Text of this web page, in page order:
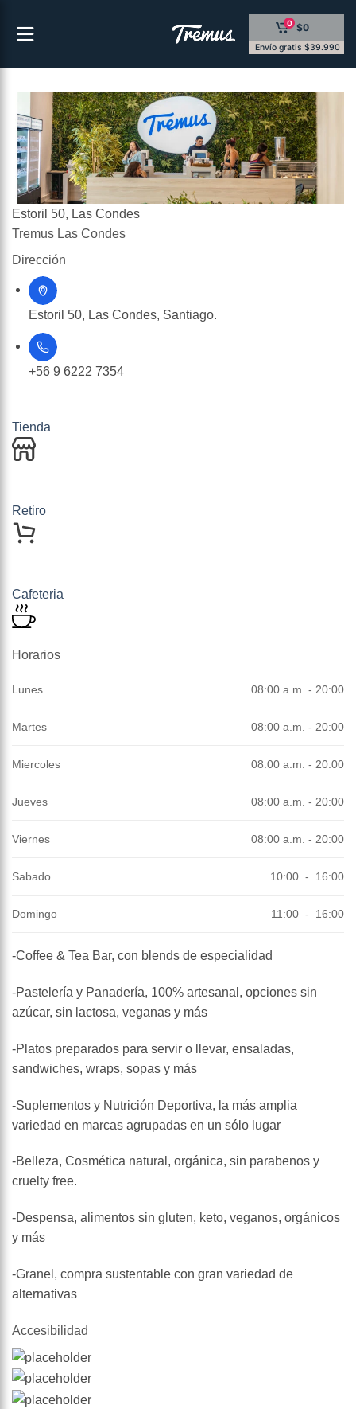
0 $0
Envío gratis $39.990
Estoril 50, Las Condes
Tremus Las Condes
Dirección
Estoril 50, Las Condes, Santiago.
+56 9 6222 7354
Tienda
Retiro
Cafeteria
Horarios
Lunes 08:00 a.m. - 20:00
Martes 08:00 a.m. - 20:00
Miercoles 08:00 a.m. - 20:00
Jueves 08:00 a.m. - 20:00
Viernes 08:00 a.m. - 20:00
Sabado 10:00 - 16:00
Domingo 11:00 - 16:00
-Coffee & Tea Bar, con blends de especialidad
-Pastelería y Panadería, 100% artesanal, opciones sin
azúcar, sin lactosa, veganas y más
-Platos preparados para servir o llevar, ensaladas,
sandwiches, wraps, sopas y más
-Suplementos y Nutrición Deportiva, la más amplia
variedad en marcas agrupadas en un sólo lugar
-Belleza, Cosmética natural, orgánica, sin parabenos y
cruelty free.
-Despensa, alimentos sin gluten, keto, veganos, orgánicos
y más
-Granel, compra sustentable con gran variedad de
alternativas
Accesibilidad